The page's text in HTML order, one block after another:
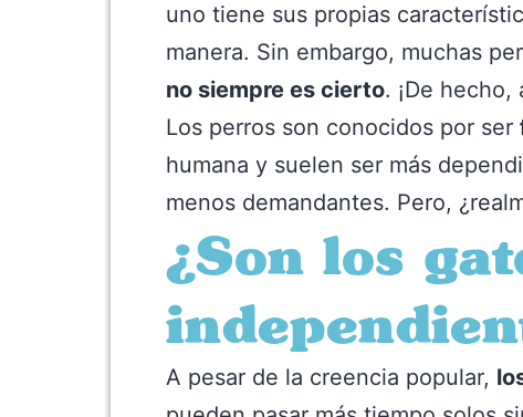
uno tiene sus propias
manera. Sin embargo, muchas
no siempre es cierto. ¡De
Los perros son conocidos por ser
humana y suelen ser más
menos demandantes. Pero,
¿Son los
A pesar de la creencia popular,